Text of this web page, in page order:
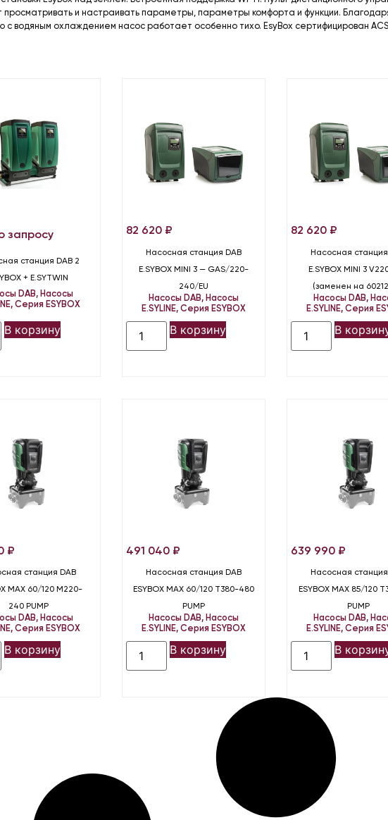
просматривать и настраивать параметры, параметры комфорта и функции.
с водяным охлаждением насос работает особенно тихо. EsyBox сертифицирован
запросу
станция DAB 2
+ E.SYTWIN
DAB, Насосы
,Серия ESYBOX
В корзину
82 620 ₽
Насосная станция DAB
E.SYBOX MINI 3 — GAS/220-
240/EU
Насосы DAB, Насосы
E.SYLINE, Серия ESYBOX
В корзину
82 620 ₽
Насосная станция
E.SYBOX MINI 3
(заменен на
Насосы DAB,
E.SYLINE,Серия
В
₽
станция DAB
MAX 60/120 M220-
240 PUMP
DAB, Насосы
,Серия ESYBOX
В корзину
491 040 ₽
Насосная станция DAB
ESYBOX MAX 60/120 T380-480
PUMP
Насосы DAB, Насосы
E.SYLINE, Серия ESYBOX
В корзину
639 990 ₽
Насосная станция
ESYBOX MAX 85/120
PUMP
Насосы DAB,
E.SYLINE,Серия
В